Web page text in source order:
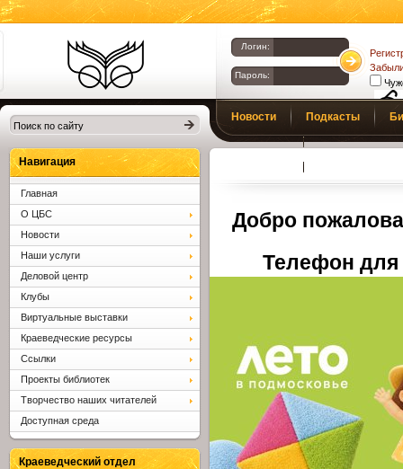
Библиотеки
Клина. Клинская
ЦБС.
Логин:
Пароль:
Новости Подкасты
Добро
Телефон для
Навигация
Главная
О ЦБС
Новости
Наши услуги
Деловой центр
Клубы
Виртуальные выставки
Краеведческие ресурсы
Ссылки
Проекты библиотек
Творчество наших читателей
Доступная среда
Краеведческий отдел